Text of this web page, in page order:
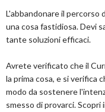
L'abbandonare il percorso
una cosa fastidiosa. Devi
tante soluzioni efficaci.
Avrete verificato che il
la prima cosa, e si verifica
modo da sostenere
smesso di provarci.